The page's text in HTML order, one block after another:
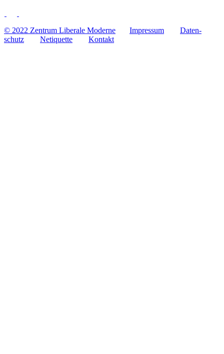
© 2022 Zentrum Libe­rale Moderne Impres­sum
Daten­
schutz
Neti­quette Kontakt